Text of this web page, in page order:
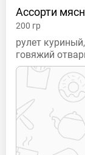
Ассорти
200 гр
рулет
говяжий